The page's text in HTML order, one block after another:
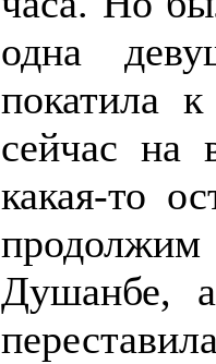
одна
покатила
сейчас на
какая-то
Душанбе,